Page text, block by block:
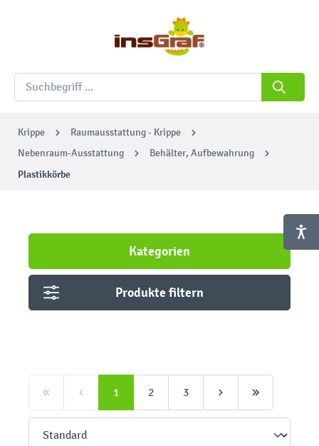
Krippe
Raumausstattung - Krippe
Nebenraum-Ausstattung
Behälter, Aufbewahrung
Plastikkörbe
Kategorien
Produkte filtern
1 2 3